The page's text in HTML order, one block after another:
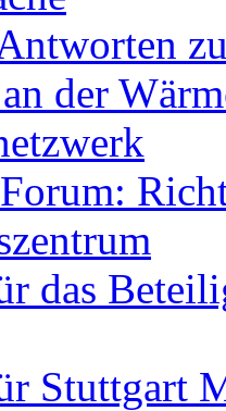
der
das
Stuttgart